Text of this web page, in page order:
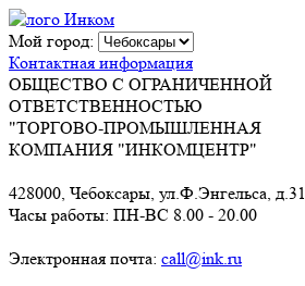
Мой город:
Контактная информация
ОБЩЕСТВО С ОГРАНИЧЕННОЙ
ОТВЕТСТВЕННОСТЬЮ
"ТОРГОВО-ПРОМЫШЛЕННАЯ
КОМПАНИЯ "ИНКОМЦЕНТР"
428000, Чебоксары, ул.Ф.Энгельса, д.31
Часы работы: ПН-ВС 8.00 - 20.00
Электронная почта: call@ink.ru